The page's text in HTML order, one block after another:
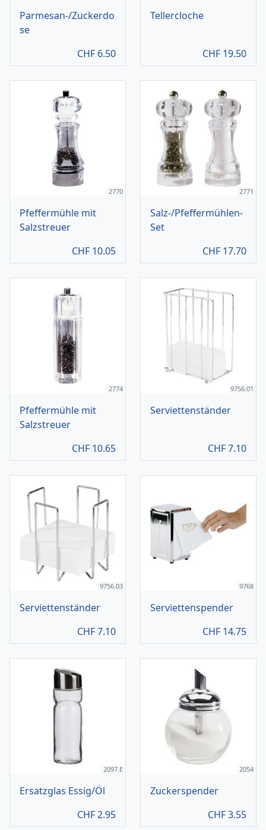
Parmesan-/Zuckerdo
se
CHF 6.50
Tellercloche
CHF 19.50
2770
Pfeffermühle mit
Salzstreuer
CHF 10.05
2771
Salz-/Pfeffermühlen-
Set
CHF 17.70
2774
Pfeffermühle mit
Salzstreuer
CHF 10.65
9756.01
Serviettenständer
CHF7.10
9756.03
Serviettenständer
CHF7.10
9768
Serviettenspender
CHF 14.75
2097.E
Ersatzglas Essig/Öl
CHF2.95
2054
Zuckerspender
CHF3.55